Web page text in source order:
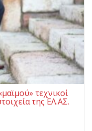
τεχνικοί
της ΕΛ.ΑΣ.